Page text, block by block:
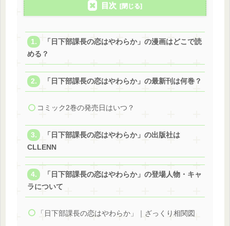
目次
「日下部課長の恋はやわらか」の漫画はどこで読
める？
「日下部課長の恋はやわらか」の最新刊は何巻？
コミック2巻の発売日はいつ？
「日下部課長の恋はやわらか」の出版社は
CLLENN
「日下部課長の恋はやわらか」の登場人物・キャ
ラについて
「日下部課長の恋はやわらか」｜ざっくり相関図